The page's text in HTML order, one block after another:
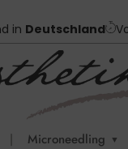
in Deutschland
| Microneedling ▼